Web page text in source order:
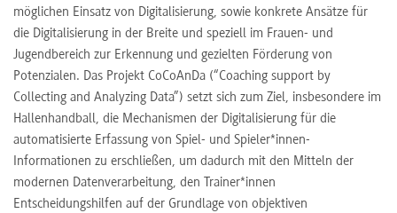
möglichen Einsatz von Digitalisierung, sowie konkrete Ansätze für
die Digitalisierung in der Breite und speziell im Frauen- und
Jugendbereich zur Erkennung und gezielten Förderung von
Potenzialen. Das Projekt CoCoAnDa (“Coaching support by
Collecting and Analyzing Data”) setzt sich zum Ziel, insbesondere im
Hallenhandball, die Mechanismen der Digitalisierung für die
automatisierte Erfassung von Spiel- und Spieler*innen-
Informationen zu erschließen, um dadurch mit den Mitteln der
modernen Datenverarbeitung, den Trainer*innen
Entscheidungshilfen auf der Grundlage von objektiven